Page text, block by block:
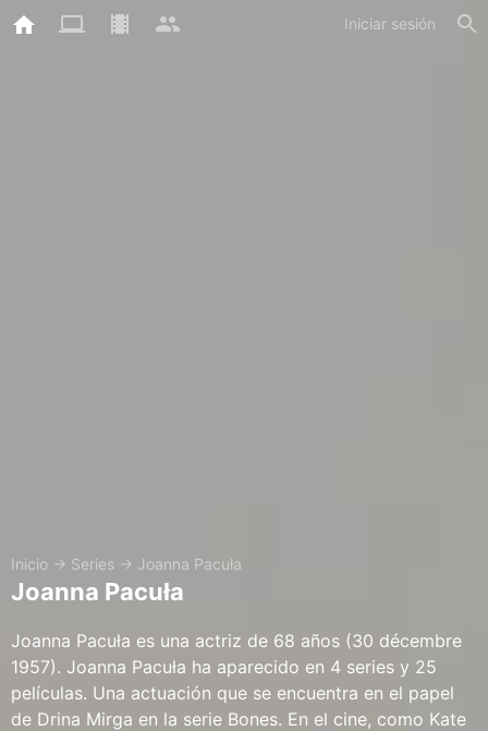
Iniciar sesión
Inicio → Series → Joanna Pacuła
Joanna Pacuła
Joanna Pacuła es una actriz de 68 años (30 décembre
1957). Joanna Pacuła ha aparecido en 4 series y 25
películas. Una actuación que se encuentra en el papel
de Drina Mirga en la serie Bones. En el cine, como Kate